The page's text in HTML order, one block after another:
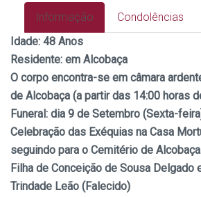
Informação Condolências
Idade: 48 Anos
Residente: em Alcobaça
O corpo encontra-se em câmara
de Alcobaça (a partir das 14:00 horas
Funeral: dia 9 de Setembro (Sexta-
Celebração das Exéquias na Casa
seguindo para o Cemitério de
Filha de Conceição de Sousa Delgado
Trindade Leão (Falecido)